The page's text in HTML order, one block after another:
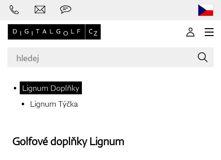
Lignum Doplňky
Lignum Týčka
Golfové doplňkyLignum